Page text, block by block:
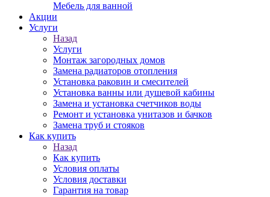
Мебель для ванной
Акции
Услуги
Назад
Услуги
Монтаж загородных домов
Замена радиаторов отопления
Установка раковин и смесителей
Установка ванны или душевой кабины
Замена и установка счетчиков воды
Ремонт и установка унитазов и бачков
Замена труб и стояков
Как купить
Назад
Как купить
Условия оплаты
Условия доставки
Гарантия на товар